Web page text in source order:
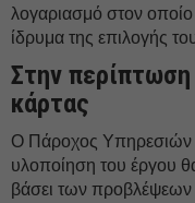
λογαριασμό στον οποίο
ίδρυμα της επιλογής
Στην
κάρτας
Ο Πάροχος Υπηρεσιών
υλοποίηση του έργου
βάσει των